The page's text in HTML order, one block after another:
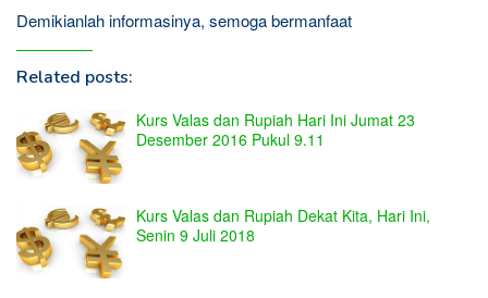
Demikianlah informasinya, semoga bermanfaat
Related posts:
Kurs Valas dan Rupiah Hari Ini Jumat 23
Desember 2016 Pukul 9.11
Kurs Valas dan Rupiah Dekat Kita, Hari Ini,
Senin 9 Juli 2018